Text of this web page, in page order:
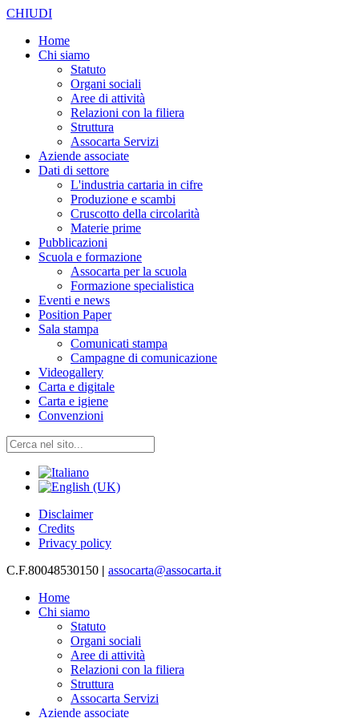
CHIUDI
Home
Chi siamo
Statuto
Organi sociali
Aree di attività
Relazioni con la filiera
Struttura
Assocarta Servizi
Aziende associate
Dati di settore
L'industria cartaria in cifre
Produzione e scambi
Cruscotto della circolarità
Materie prime
Pubblicazioni
Scuola e formazione
Assocarta per la scuola
Formazione specialistica
Eventi e news
Position Paper
Sala stampa
Comunicati stampa
Campagne di comunicazione
Videogallery
Carta e digitale
Carta e igiene
Convenzioni
Disclaimer
Credits
Privacy policy
C.F.80048530150 | assocarta@assocarta.it
Home
Chi siamo
Statuto
Organi sociali
Aree di attività
Relazioni con la filiera
Struttura
Assocarta Servizi
Aziende associate